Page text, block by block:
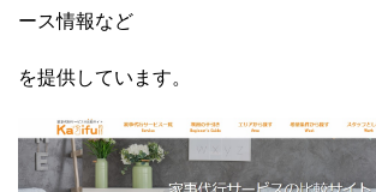
ース情報など
を提供しています。